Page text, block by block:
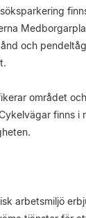
och
området
finns i
arbetsmiljö